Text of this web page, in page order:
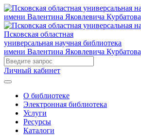
Псковская областная
универсальная научная библиотека
имени Валентина Яковлевича Курбатова
Личный кабинет
О библиотеке
Электронная библиотека
Услуги
Ресурсы
Каталоги